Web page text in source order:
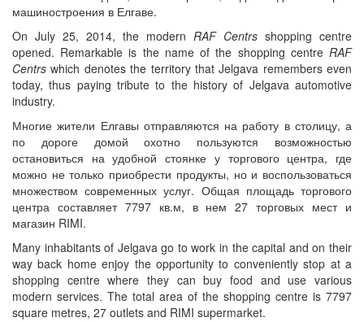
машиностроения в Елгаве.
On July 25, 2014, the modern RAF Centrs shopping centre
opened. Remarkable is the name of the shopping centre RAF
Centrs which denotes the territory that Jelgava remembers even
today, thus paying tribute to the history of Jelgava automotive
industry.
Многие жители Елгавы отправляются на работу в столицу, а
по дороге домой охотно пользуются возможностью
остановиться на удобной стоянке у торгового центра, где
можно не только приобрести продукты, но и воспользоваться
множеством современных услуг. Общая площадь торгового
центра составляет 7797 кв.м, в нем 27 торговых мест и
магазин RIMI.
Many inhabitants of Jelgava go to work in the capital and on their
way back home enjoy the opportunity to conveniently stop at a
shopping centre where they can buy food and use various
modern services. The total area of the shopping centre is 7797
square metres, 27 outlets and RIMI supermarket.